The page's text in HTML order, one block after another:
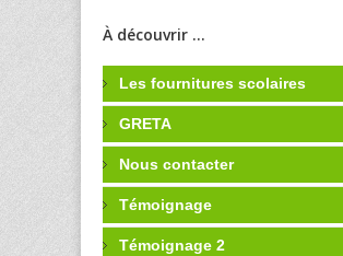
À découvrir ...
Les fournitures scolaires
GRETA
Nous contacter
Témoignage
Témoignage 2